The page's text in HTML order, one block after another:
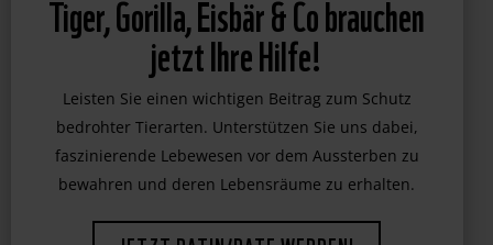
Tiger, Gorilla, Eisbär & Co brauchen
jetzt Ihre Hilfe!
Leisten Sie einen wichtigen Beitrag zum Schutz
bedrohter Tierarten. Unterstützen Sie uns dabei,
faszinierende Lebewesen vor dem Aussterben zu